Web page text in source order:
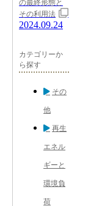
の最終形態と
その利用法
2024.09.24
カテゴリーか
ら探す
その
他
再生
エネル
ギーと
環境負
荷